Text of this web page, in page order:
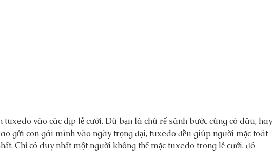
vào các dịp lễ cưới. Dù bạn là chú rể sánh bước cùng cô dâu, hay
gửi con gái mình vào ngày trọng đại, tuxedo đều giúp người mặc toát
Chỉ có duy nhất một người không thể mặc tuxedo trong lễ cưới, đó